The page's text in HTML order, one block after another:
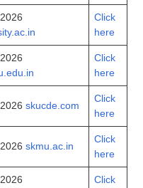
Click
here
Click
here
skucde.com
Click
here
skmu.ac.in
Click
here
Click